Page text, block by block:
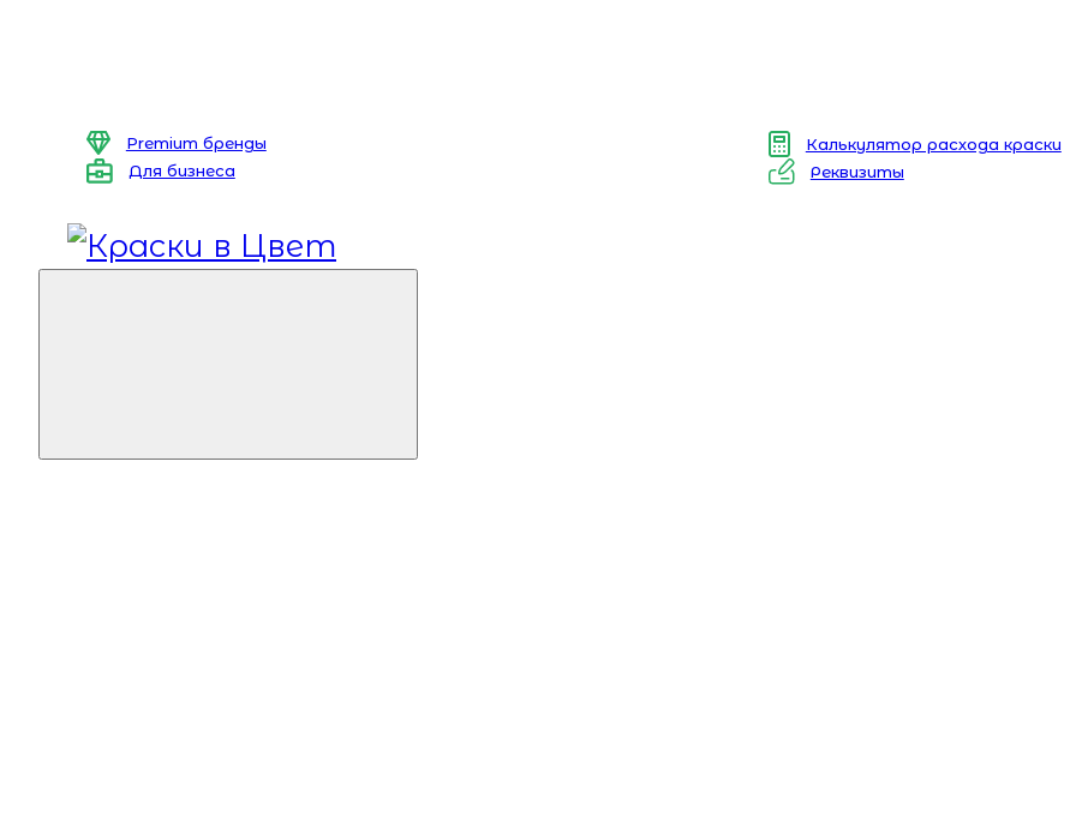
Premium бренды
Калькулятор расхода краски
Для бизнеса
Реквизиты